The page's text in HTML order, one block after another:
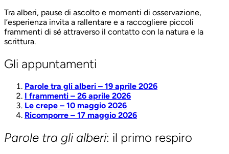
Parole tra gli alberi – 19 aprile 2026
I frammenti – 26 aprile 2026
Le crepe – 10 maggio 2026
Ricomporre – 17 maggio 2026
Parole tra gli alberi
Il primo incontro, intitolato “Parole tra gli alberi”
un percorso esperienziale che intreccia
percezione sensoriale, cammino consapevole e scrittura in
natura.
Non si tratta di una semplice passeggiata nel verde, ma di
un’occasione perabitare il paesaggio urbano in modo
Tra alberi, pause di ascolto e momenti di osservazione,
l’esperienza invita a rallentare e a raccogliere piccoli
frammenti di sé attraverso il contatto con la natura e la
scrittura.
Gli appuntamenti
Parole tra gli alberi – 19 aprile 2026
I frammenti – 26 aprile 2026
Le crepe – 10 maggio 2026
Ricomporre – 17 maggio 2026
Parole tra gli alberi: il primo respiro